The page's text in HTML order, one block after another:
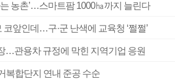
농촌’…스마트팜 1000㏊까지 늘린다
앞인데…구·군 난색에 교육청 ‘쩔쩔’
…관용차 규정에 막힌 지역기업 응원
복합단지 연내 준공 수순